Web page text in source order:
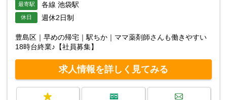
最寄駅 各線 池袋駅
休日 週休2日制
豊島区｜早めの帰宅｜駅ちか｜ママ薬剤師さんも働きやすい
18時台終業♪【社員募集】
求人情報を詳しく見てみる